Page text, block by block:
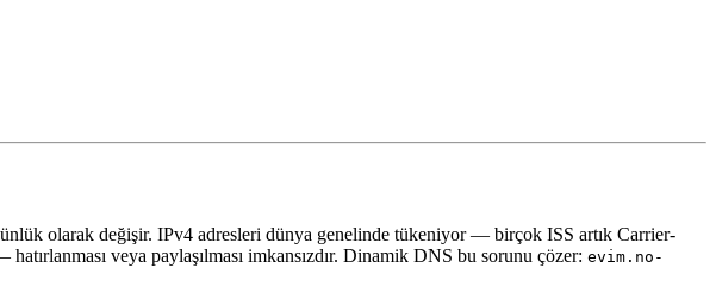
olarak değişir. IPv4 adresleri dünya genelinde tükeniyor — birçok ISS artık Carrier-
veya paylaşılması imkansızdır. Dinamik DNS bu sorunu çözer: evim.no-